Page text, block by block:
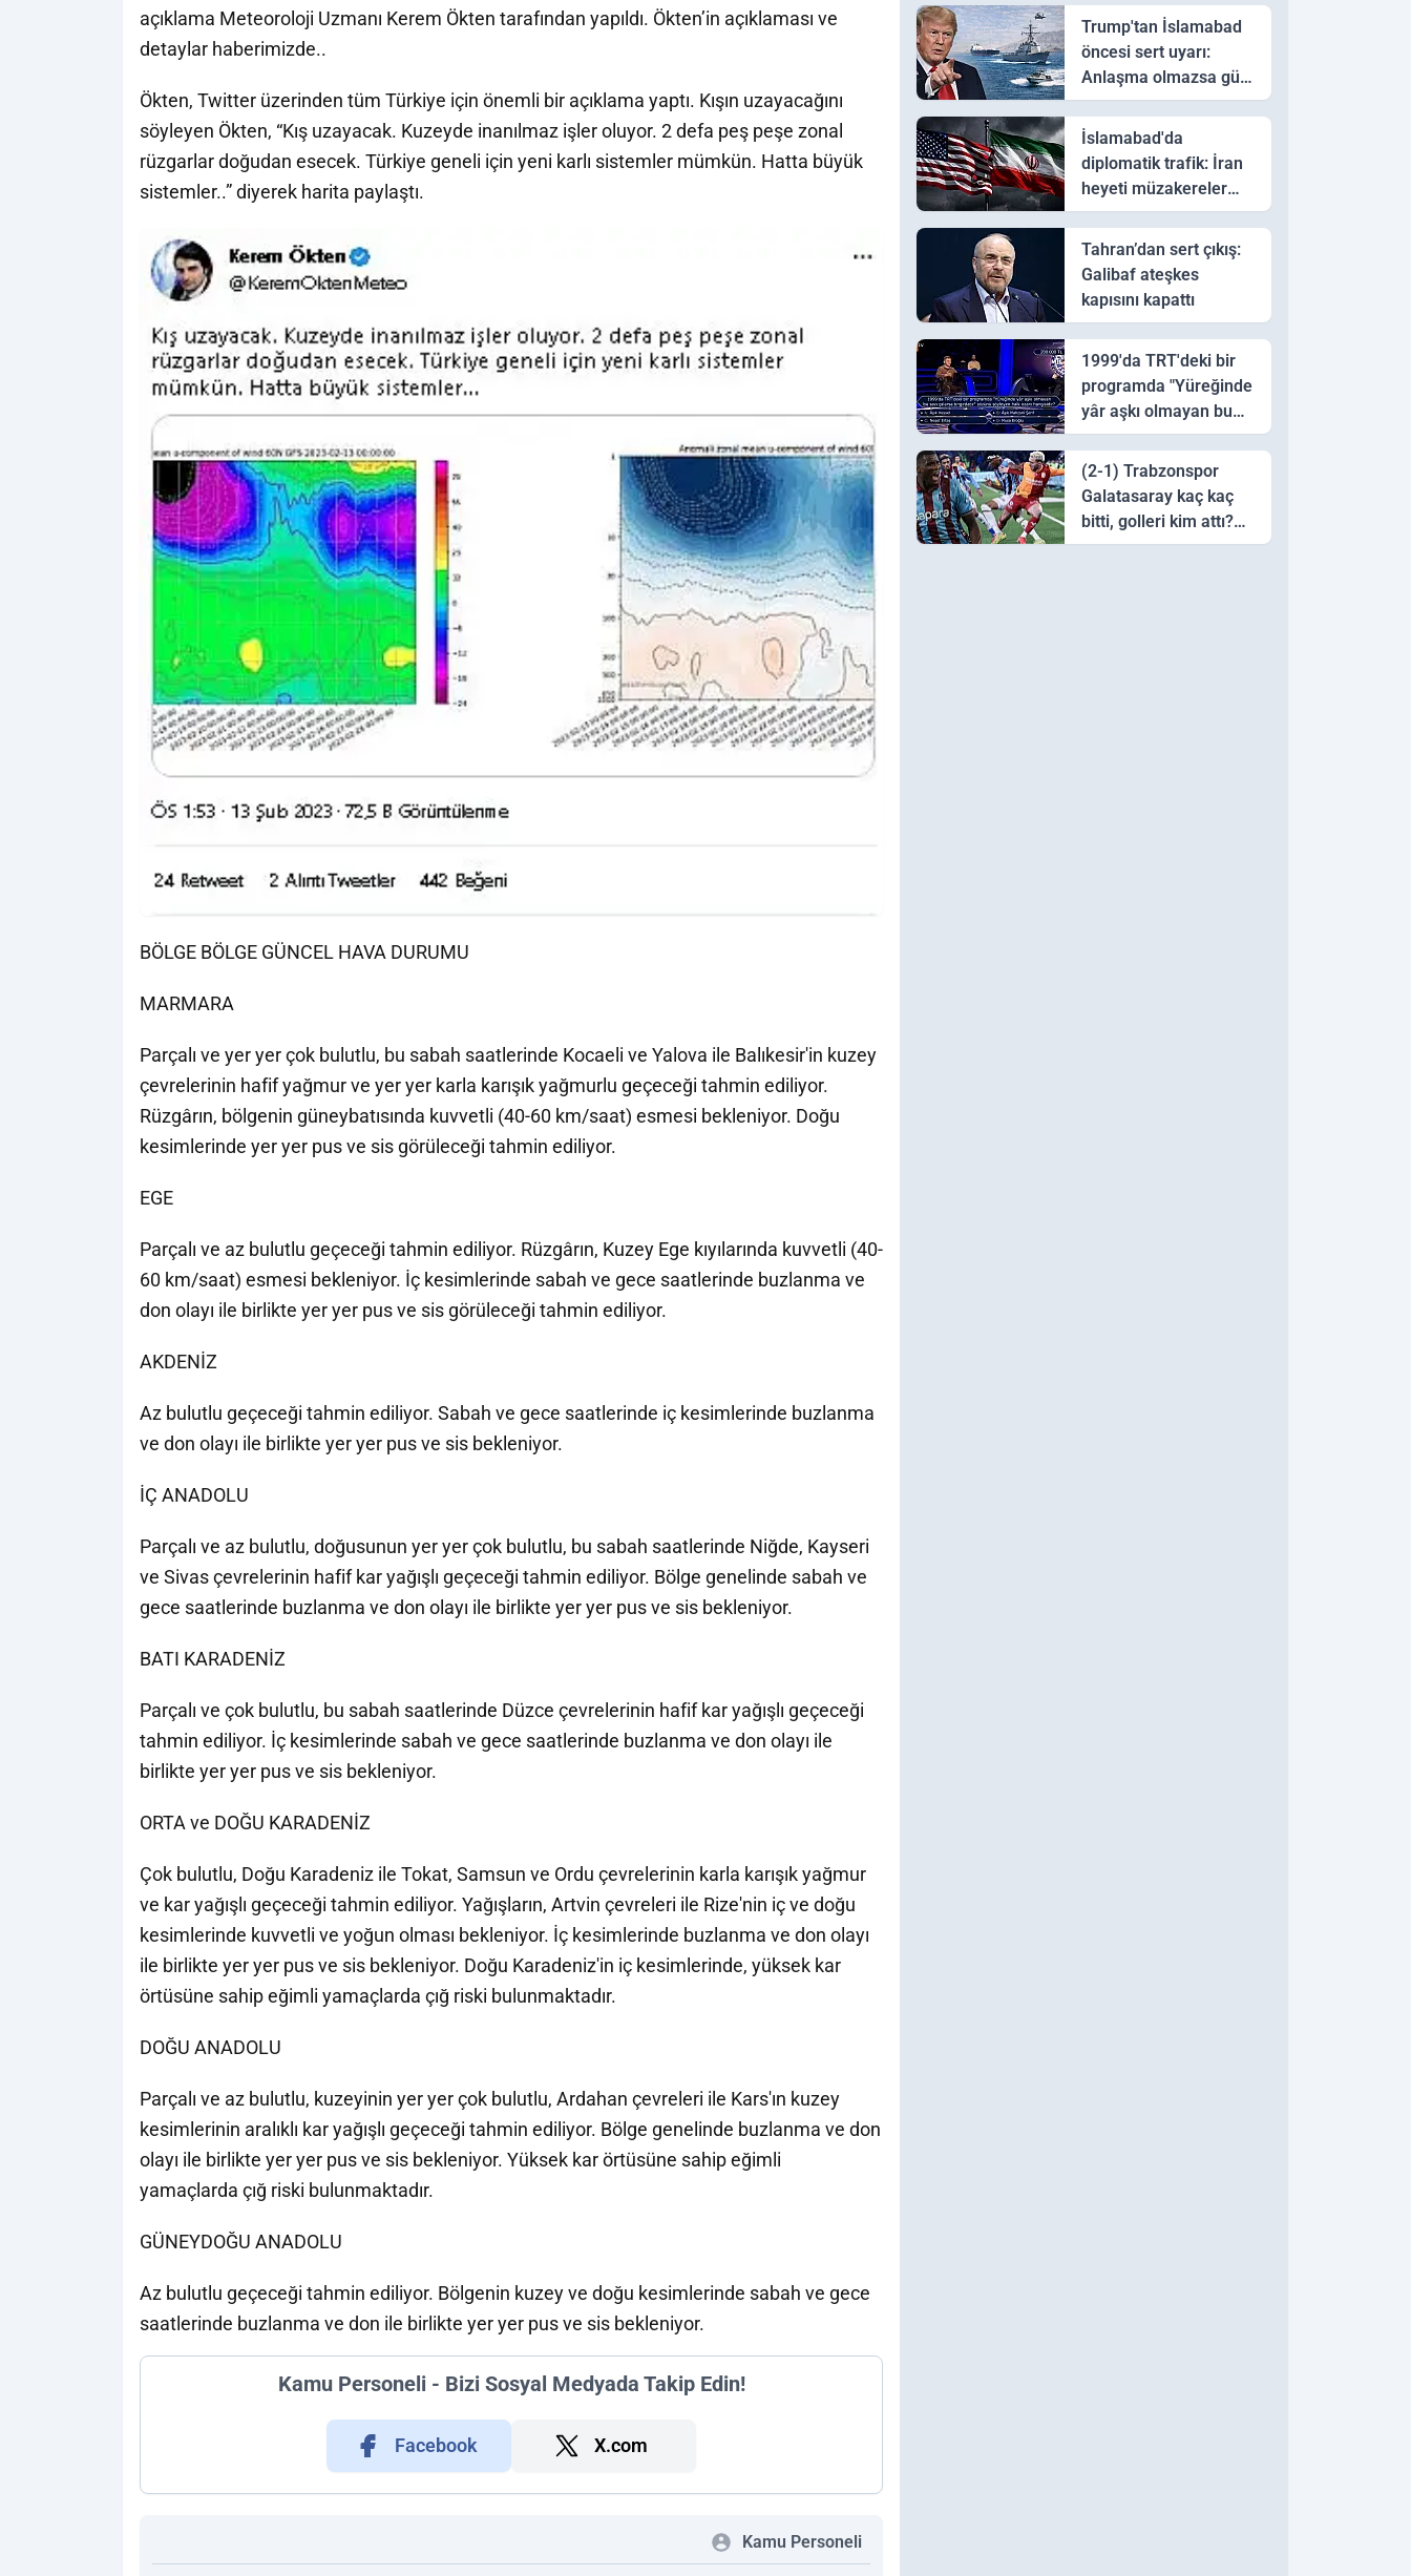
açıklama Meteoroloji Uzmanı Kerem Ökten tarafından yapıldı. Ökten’in açıklaması ve
detaylar haberimizde..
Ökten, Twitter üzerinden tüm Türkiye için önemli bir açıklama yaptı. Kışın uzayacağını
söyleyen Ökten, “Kış uzayacak. Kuzeyde inanılmaz işler oluyor. 2 defa peş peşe zonal
rüzgarlar doğudan esecek. Türkiye geneli için yeni karlı sistemler mümkün. Hatta büyük
sistemler..” diyerek harita paylaştı.
BÖLGE BÖLGE GÜNCEL HAVA DURUMU
MARMARA
Parçalı ve yer yer çok bulutlu, bu sabah saatlerinde Kocaeli ve Yalova ile Balıkesir'in kuzey
çevrelerinin hafif yağmur ve yer yer karla karışık yağmurlu geçeceği tahmin ediliyor.
Rüzgârın, bölgenin güneybatısında kuvvetli (40-60 km/saat) esmesi bekleniyor. Doğu
kesimlerinde yer yer pus ve sis görüleceği tahmin ediliyor.
EGE
Parçalı ve az bulutlu geçeceği tahmin ediliyor. Rüzgârın, Kuzey Ege kıyılarında kuvvetli (40-
60 km/saat) esmesi bekleniyor. İç kesimlerinde sabah ve gece saatlerinde buzlanma ve
don olayı ile birlikte yer yer pus ve sis görüleceği tahmin ediliyor.
AKDENİZ
Az bulutlu geçeceği tahmin ediliyor. Sabah ve gece saatlerinde iç kesimlerinde buzlanma
ve don olayı ile birlikte yer yer pus ve sis bekleniyor.
İÇ ANADOLU
Parçalı ve az bulutlu, doğusunun yer yer çok bulutlu, bu sabah saatlerinde Niğde, Kayseri
ve Sivas çevrelerinin hafif kar yağışlı geçeceği tahmin ediliyor. Bölge genelinde sabah ve
gece saatlerinde buzlanma ve don olayı ile birlikte yer yer pus ve sis bekleniyor.
BATI KARADENİZ
Parçalı ve çok bulutlu, bu sabah saatlerinde Düzce çevrelerinin hafif kar yağışlı geçeceği
tahmin ediliyor. İç kesimlerinde sabah ve gece saatlerinde buzlanma ve don olayı ile
birlikte yer yer pus ve sis bekleniyor.
ORTA ve DOĞU KARADENİZ
Çok bulutlu, Doğu Karadeniz ile Tokat, Samsun ve Ordu çevrelerinin karla karışık yağmur
ve kar yağışlı geçeceği tahmin ediliyor. Yağışların, Artvin çevreleri ile Rize'nin iç ve doğu
kesimlerinde kuvvetli ve yoğun olması bekleniyor. İç kesimlerinde buzlanma ve don olayı
ile birlikte yer yer pus ve sis bekleniyor. Doğu Karadeniz'in iç kesimlerinde, yüksek kar
örtüsüne sahip eğimli yamaçlarda çığ riski bulunmaktadır.
DOĞU ANADOLU
Parçalı ve az bulutlu, kuzeyinin yer yer çok bulutlu, Ardahan çevreleri ile Kars'ın kuzey
kesimlerinin aralıklı kar yağışlı geçeceği tahmin ediliyor. Bölge genelinde buzlanma ve don
olayı ile birlikte yer yer pus ve sis bekleniyor. Yüksek kar örtüsüne sahip eğimli
yamaçlarda çığ riski bulunmaktadır.
GÜNEYDOĞU ANADOLU
Az bulutlu geçeceği tahmin ediliyor. Bölgenin kuzey ve doğu kesimlerinde sabah ve gece
saatlerinde buzlanma ve don ile birlikte yer yer pus ve sis bekleniyor.
Kamu Personeli - Bizi Sosyal Medyada Takip Edin!
Facebook X.com
Kamu Personeli
Trump'tan İslamabad
öncesi sert uyarı:
Anlaşma olmazsa güç
kullanırız
İslamabad'da
diplomatik trafik: İran
heyeti müzakereler
için Pakistan'a ulaştı
Tahran’dan sert çıkış:
Galibaf ateşkes
kapısını kapattı
1999'da TRT'deki bir
programda "Yüreğinde
yâr aşkı olmayan bu
sazı çalarsa tingirdatır"
sözünü söyleyen halk
ozanı hangisidir?
(2-1) Trabzonspor
Galatasaray kaç kaç
bitti, golleri kim attı?
Trabzonspor